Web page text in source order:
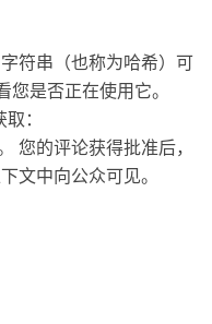
符串（也称为哈希）可
是否正在使用它。
：
的评论获得批准后，
文中向公众可见。